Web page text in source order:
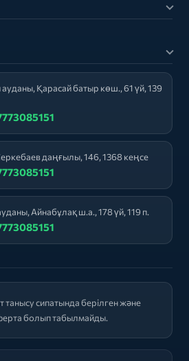
Қарасай батыр көш., 61 үй, 139
даңғылы, 146, 1368 кеңсе
Айнабұлақ ш.а., 178 үй, 119 п.
танысу сипатында берілген және
болып табылмайды.